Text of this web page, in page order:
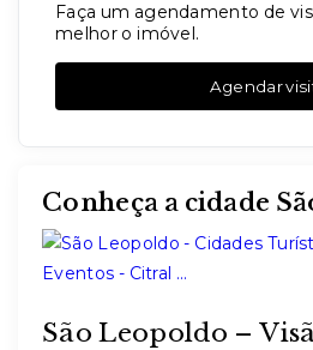
Faça um agendamento de
melhor o imóvel.
Agendar
Conheça a cidade
São Leopoldo –